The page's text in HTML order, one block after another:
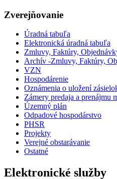
Zverejňovanie
Úradná tabuľa
Elektronická úradná tabuľa
Zmluvy, Faktúry,
Archív -Zmluvy, Faktúry,
VZN
Hospodárenie
Oznámenia o uložení
Zámery predaja a prenájmu
Územný plán
Odpadové hospodárstvo
PHSR
Projekty
Verejné obstarávanie
Ostatné
Elektronické služby